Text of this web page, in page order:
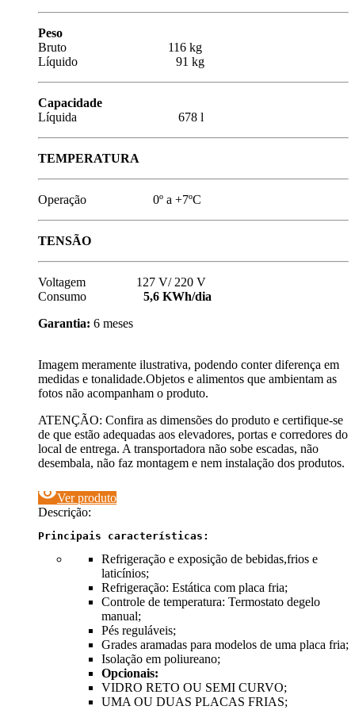
Peso
Bruto 116 kg
Líquido 91 kg
Capacidade
Líquida 678 l
TEMPERATURA
Operação 0º a +7ºC
TENSÃO
Voltagem 127 V/ 220 V
Consumo 5,6 KWh/dia
Garantia: 6 meses
Imagem meramente ilustrativa, podendo conter diferença em
medidas e tonalidade.Objetos e alimentos que ambientam as
fotos não acompanham o produto.
ATENÇÃO: Confira as dimensões do produto e certifique-se
de que estão adequadas aos elevadores, portas e corredores do
local de entrega. A transportadora não sobe escadas, não
desembala, não faz montagem e nem instalação dos produtos.
visibilityVer produto
Descrição:
Principais características:
Refrigeração e exposição de bebidas,frios e
laticínios;
Refrigeração: Estática com placa fria;
Controle de temperatura: Termostato degelo
manual;
Pés reguláveis;
Grades aramadas para modelos de uma placa fria;
Isolação em poliureano;
Opcionais:
VIDRO RETO OU SEMI CURVO;
UMA OU DUAS PLACAS FRIAS;